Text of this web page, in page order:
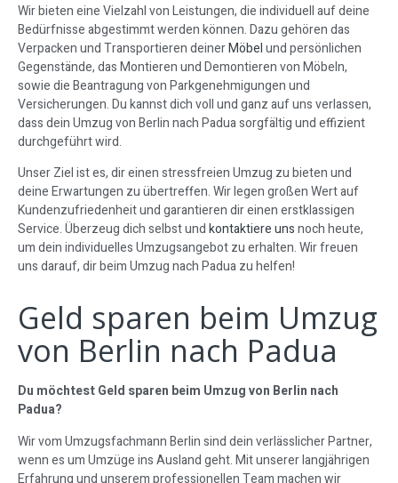
Wir bieten eine Vielzahl von Leistungen, die individuell auf deine
Bedürfnisse abgestimmt werden können. Dazu gehören das
Verpacken und Transportieren deinerMöbelund persönlichen
Gegenstände, das Montieren und Demontieren von Möbeln,
sowie die Beantragung von Parkgenehmigungen und
Versicherungen. Du kannst dich voll und ganz auf uns verlassen,
dass dein Umzug von Berlin nach Padua sorgfältig und effizient
durchgeführt wird.
Unser Ziel ist es, dir einen stressfreien Umzug zu bieten und
deine Erwartungen zu übertreffen. Wir legen großen Wert auf
Kundenzufriedenheit und garantieren dir einen erstklassigen
Service. Überzeug dich selbst undkontaktiere unsnoch heute,
um dein individuelles Umzugsangebot zu erhalten. Wir freuen
uns darauf, dir beim Umzug nach Padua zu helfen!
Geld sparen beim Umzug
von Berlin nach Padua
Du möchtest Geld sparen beim Umzug von Berlin nach
Padua?
Wir vom Umzugsfachmann Berlin sind dein verlässlicher Partner,
wenn es um Umzüge ins Ausland geht. Mit unserer langjährigen
Erfahrung und unserem professionellen Team machen wir